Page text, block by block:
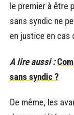
le premier à être
sans syndic ne
en justice en cas
A lire aussi :
sans syndic ?
De même, les